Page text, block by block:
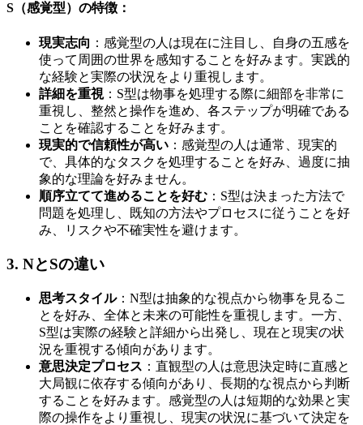
S（感覚型）の特徴：
現実志向 ：感覚型の人は現在に注目し、自身の五感を
使って周囲の世界を感知することを好みます。実践的
な経験と実際の状況をより重視します。
詳細を重視：S型は物事を処理する際に細部を非常に
重視し、整然と操作を進め、各ステップが明確である
ことを確認することを好みます。
現実的で信頼性が高い ：感覚型の人は通常、現実的
で、具体的なタスクを処理することを好み、過度に抽
象的な理論を好みません。
順序立てて進めることを好む ：S型は決まった方法で
問題を処理し、既知の方法やプロセスに従うことを好
み、リスクや不確実性を避けます。
3. NとSの違い
思考スタイル：N型は抽象的な視点から物事を見るこ
とを好み、全体と未来の可能性を重視します。一方、
S型は実際の経験と詳細から出発し、現在と現実の状
況を重視する傾向があります。
意思決定プロセス ：直観型の人は意思決定時に直感と
大局観に依存する傾向があり、長期的な視点から判断
することを好みます。感覚型の人は短期的な効果と実
際の操作をより重視し、現実の状況に基づいて決定を